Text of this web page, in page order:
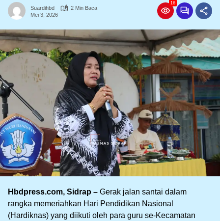
Suardihbd
2 Min Baca
Mei 3, 2026
16
Hbdpress.com, Sidrap – Gerak jalan santai dalam
rangka memeriahkan Hari Pendidikan Nasional
(Hardiknas) yang diikuti oleh para guru se-Kecamatan